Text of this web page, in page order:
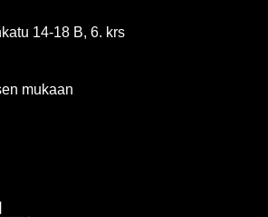
14-18 B, 6. krs
mukaan